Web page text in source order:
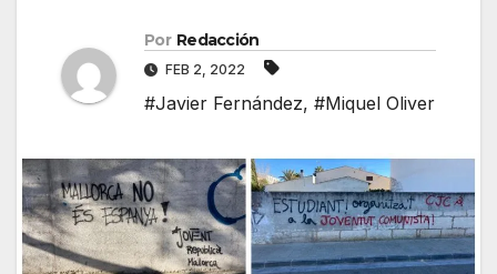
Por Redacción
FEB 2, 2022
#Javier Fernández, #Miquel Oliver